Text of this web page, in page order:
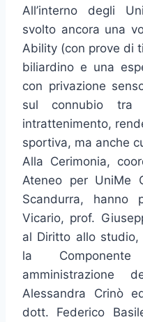
All’interno degli
svolto ancora una
Ability (con prove di
biliardino e una
con privazione
sul connubio tra
intrattenimento,
sportiva, ma anche
Alla Cerimonia,
Ateneo per UniMe
Scandurra, hanno
Vicario, prof.
al Diritto allo studio,
la
amministrazione
Alessandra Crinò
dott. Federico